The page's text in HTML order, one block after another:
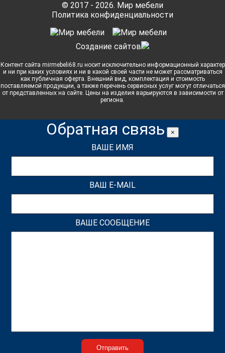
© 2017 - 2026. Мир мебели
Политика конфиденциальности
Cоздание сайтов
Контент сайта mirmebeli68.ru носит исключительно информационный характер
и ни при каких условиях и ни в какой своей части не может рассматриваться
как публичная оферта. Внешний вид, комплектация и стоимость
поставляемой продукции, а также перечень сервисных услуг могут отличаться
от представленных на сайте. Цены на изделия варьируются в зависимости от
региона.
Обратная связь ×
ВАШЕ ИМЯ
ВАШ E-MAIL
ВАШЕ СООБЩЕНИЕ